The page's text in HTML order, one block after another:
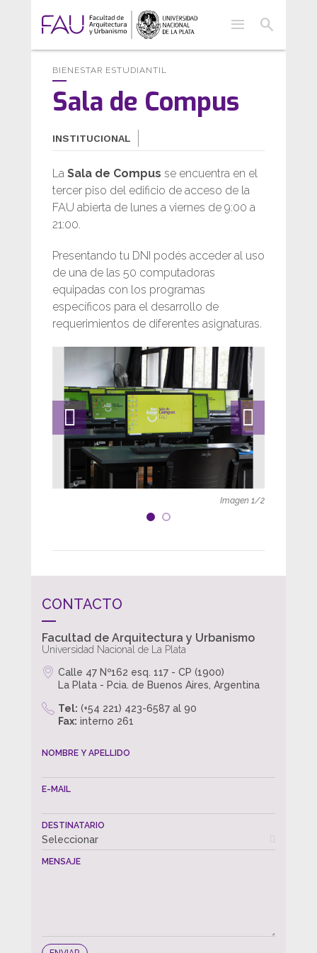
menu search
BIENESTAR ESTUDIANTIL
Sala de Compus
INSTITUCIONAL
La Sala de Compus se encuentra en el
tercer piso del edificio de acceso de la
FAU abierta de lunes a viernes de 9:00 a
21:00.
Presentando tu DNI podés acceder al uso
de una de las 50 computadoras
equipadas con los programas
específicos para el desarrollo de
requerimientos de diferentes asignaturas.
Imagen 1/2
CONTACTO
Facultad de Arquitectura y Urbanismo
Universidad Nacional de La Plata
Calle 47 Nº162 esq. 117 - CP (1900)
La Plata - Pcia. de Buenos Aires, Argentina
Tel: (+54 221) 423-6587 al 90
Fax: interno 261
NOMBRE Y APELLIDO
E-MAIL
DESTINATARIO
Seleccionar
MENSAJE